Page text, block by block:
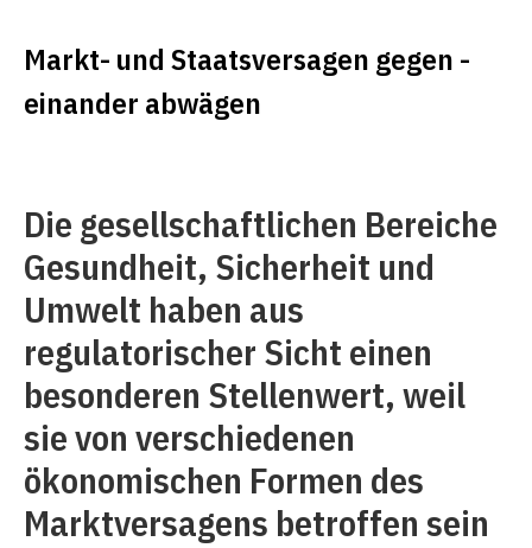
Markt- und Staatsversagen gegen ­
einander abwägen
Die gesellschaftlichen Bereiche
Gesundheit, Sicherheit und
Umwelt haben aus
regulatorischer Sicht einen
besonderen Stellenwert, weil
sie von verschiedenen
ökonomischen Formen des
Marktversagens betroffen sein